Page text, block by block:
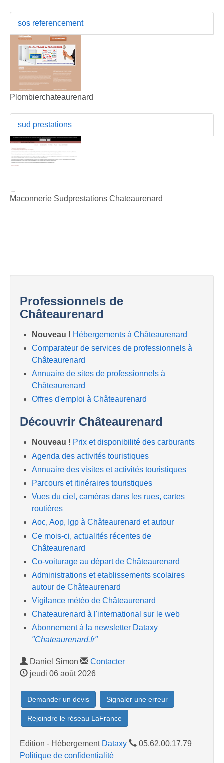
sos referencement
Plombierchateaurenard
sud prestations
Maconnerie Sudprestations Chateaurenard
Professionnels de
Châteaurenard
Nouveau ! Hébergements à Châteaurenard
Comparateur de services de professionnels à
Châteaurenard
Annuaire de sites de professionnels à
Châteaurenard
Offres d'emploi à Châteaurenard
Découvrir Châteaurenard
Nouveau ! Prix et disponibilité des carburants
Agenda des activités touristiques
Annuaire des visites et activités touristiques
Parcours et itinéraires touristiques
Vues du ciel, caméras dans les rues, cartes
routières
Aoc, Aop, Igp à Châteaurenard et autour
Ce mois-ci, actualités récentes de
Châteaurenard
Co-voiturage au départ de Châteaurenard
Administrations et etablissements scolaires
autour de Châteaurenard
Vigilance météo de Châteaurenard
Chateaurenard à l'international sur le web
Abonnement à la newsletter Dataxy
"Chateaurenard.fr"
Daniel Simon
Contacter
jeudi 06 août 2026
Demander un devis Signaler une erreur
Rejoindre le réseau LaFrance
Edition - Hébergement Dataxy
05.62.00.17.79
Politique de confidentialité